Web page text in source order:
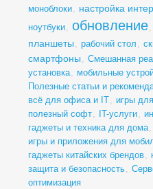
моноблоки, настройка
ноутбуки, обновление,
планшеты , рабочий стол ,
смартфоны , Смешанная
установка, мобильные
Полезные статьи и
всё для офиса и IT, игры
полезный софт, IT-услуги,
гаджеты и техника для дома,
игры и приложения для
гаджеты китайских брендов,
защита и безопасность,
оптимизация